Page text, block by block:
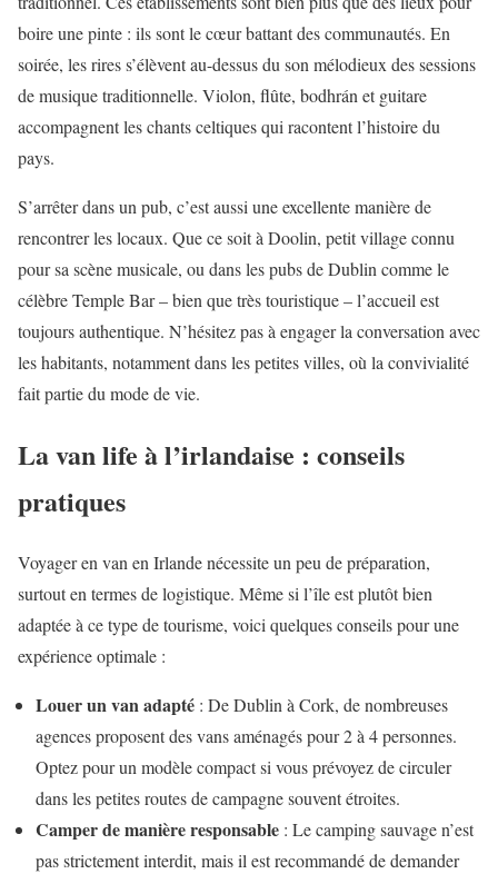
boire une pinte : ils sont le cœur battant des communautés. En
soirée, les rires s’élèvent au-dessus du son mélodieux des sessions
de musique traditionnelle. Violon, flûte, bodhrán et guitare
accompagnent les chants celtiques qui racontent l’histoire du
pays.
S’arrêter dans un pub, c’est aussi une excellente manière de
rencontrer les locaux. Que ce soit à Doolin, petit village connu
pour sa scène musicale, ou dans les pubs de Dublin comme le
célèbre Temple Bar – bien que très touristique – l’accueil est
toujours authentique. N’hésitez pas à engager la conversation avec
les habitants, notamment dans les petites villes, où la convivialité
fait partie du mode de vie.
La van life à l’irlandaise : conseils
pratiques
Voyager en van en Irlande nécessite un peu de préparation,
surtout en termes de logistique. Même si l’île est plutôt bien
adaptée à ce type de tourisme, voici quelques conseils pour une
expérience optimale :
Louer un van adapté : De Dublin à Cork, de nombreuses
agences proposent des vans aménagés pour 2 à 4 personnes.
Optez pour un modèle compact si vous prévoyez de circuler
dans les petites routes de campagne souvent étroites.
Camper de manière responsable : Le camping sauvage n’est
pas strictement interdit, mais il est recommandé de demander